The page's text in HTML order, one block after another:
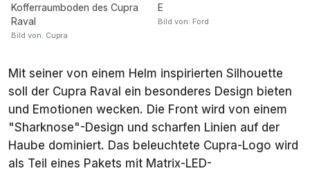
Kofferraumboden des Cupra
Raval
Bild von: Cupra
E
Bild von: Ford
Mit seiner von einem Helm inspirierten Silhouette
soll der Cupra Raval ein besonderes Design bieten
und Emotionen wecken. Die Front wird von einem
"Sharknose"-Design und scharfen Linien auf der
Haube dominiert. Das beleuchtete Cupra-Logo wird
als Teil eines Pakets mit Matrix-LED-